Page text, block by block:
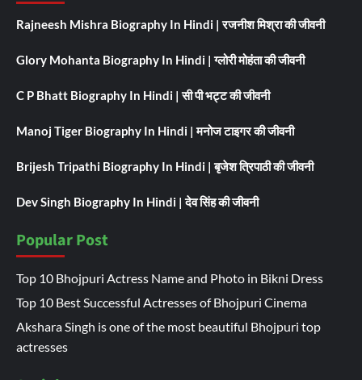
Rajneesh Mishra Biography In Hindi | रजनीश मिश्रा की जीवनी
Glory Mohanta Biography In Hindi | ग्लोरी मोहंता की जीवनी
C P Bhatt Biography In Hindi | सी पी भट्ट की जीवनी
Manoj Tiger Biography In Hindi | मनोज टाइगर की जीवनी
Brijesh Tripathi Biography In Hindi | बृजेश त्रिपाठी की जीवनी
Dev Singh Biography In Hindi | देव सिंह की जीवनी
Popular Post
Top 10 Bhojpuri Actress Name and Photo in Bikni Dress
Top 10 Best Successful Actresses of Bhojpuri Cinema
Akshara Singh is one of the most beautiful Bhojpuri top
actresses